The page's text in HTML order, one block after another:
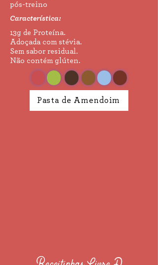
pós-treino
Característica:
13g de Proteína.​
Adoçada com stévia.​
Sem sabor residual​.
Não contém glúten.
Pasta de Amendoim